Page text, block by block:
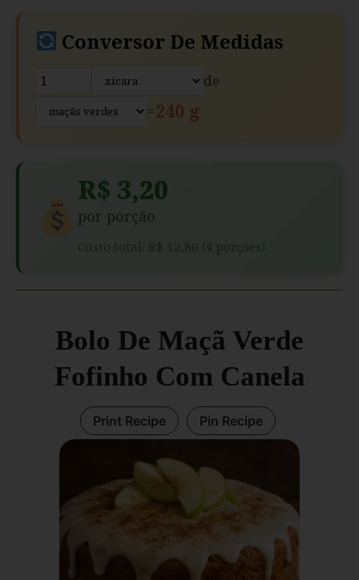
Conversor De Medidas
de
=240 g
R$ 3,20
por porção
Custo total: R$ 12,80 (4 porções)
Bolo De Maçã Verde
Fofinho Com Canela
Print Recipe Pin Recipe